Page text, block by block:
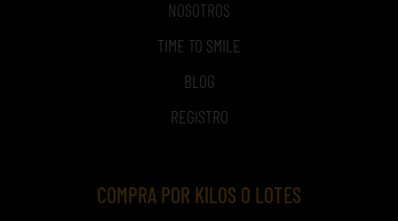
NOSOTROS
TIME TO SMILE
BLOG
REGISTRO
COMPRA POR KILOS O LOTES